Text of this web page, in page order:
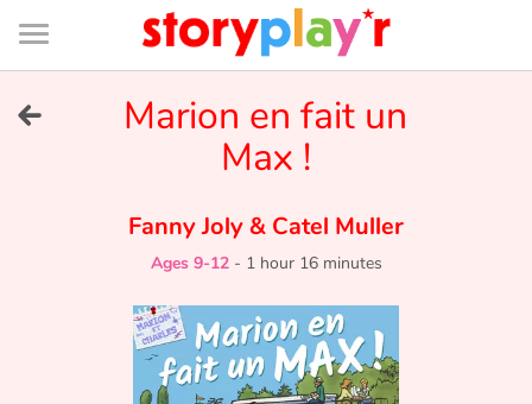
Connexion
Bibliothèque
de
page
Marion en fait un
Max !
Fanny Joly& Catel Muller
Ages 9-12- 1 hour 16 minutes